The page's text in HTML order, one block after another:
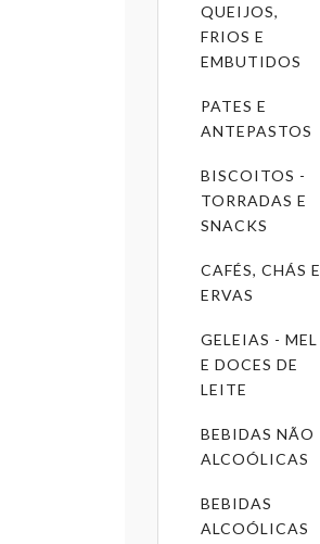
QUEIJOS,
FRIOS E
EMBUTIDOS
PATES E
ANTEPASTOS
BISCOITOS -
TORRADAS E
SNACKS
CAFÉS, CHÁS E
ERVAS
GELEIAS - MEL
E DOCES DE
LEITE
BEBIDAS NÃO
ALCOÓLICAS
BEBIDAS
ALCOÓLICAS